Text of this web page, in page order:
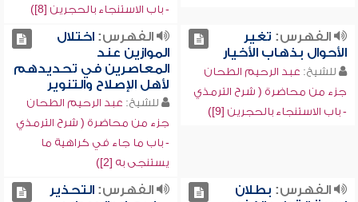
- باب الاستنجاء بالحجرين [8])
الفهرس: تغير
الأحوال بذهاب الأخيار
للشيخ: عبد الرحيم الطحان
جزء من محاضرة ( شرح الترمذي
- باب الاستنجاء بالحجرين [9])
الفهرس:اختلال
الموازين عند
المعاصرين في تحديدهم
لأهل الإصلاح والتنوير
للشيخ: عبد الرحيم الطحان
جزء من محاضرة ( شرح الترمذي
- باب ما جاء في كراهية ما
يستنجى به [2])
الفهرس: بطلان
الفهرس:التحذير